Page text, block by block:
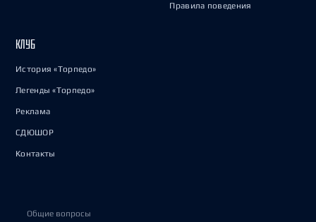
Правила поведения
КЛУБ
История «Торпедо»
Легенды «Торпедо»
Реклама
СДЮШОР
Контакты
Общие вопросы